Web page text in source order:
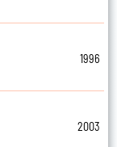
1996
2003